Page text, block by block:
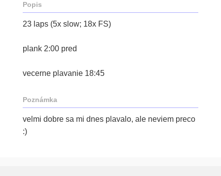
Popis
23 laps (5x slow; 18x FS)
plank 2:00 pred
vecerne plavanie 18:45
Poznámka
velmi dobre sa mi dnes plavalo, ale neviem preco
:)